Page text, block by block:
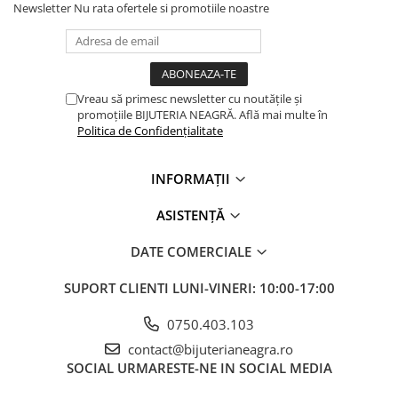
Newsletter Nu rata ofertele si promotiile noastre
Vreau să primesc newsletter cu noutățile și
promoțiile BIJUTERIA NEAGRĂ. Află mai multe în
Politica de Confidențialitate
INFORMAȚII
ASISTENȚĂ
DATE COMERCIALE
SUPORT CLIENTI LUNI-VINERI: 10:00-17:00
0750.403.103
contact@bijuterianeagra.ro
SOCIAL URMARESTE-NE IN SOCIAL MEDIA